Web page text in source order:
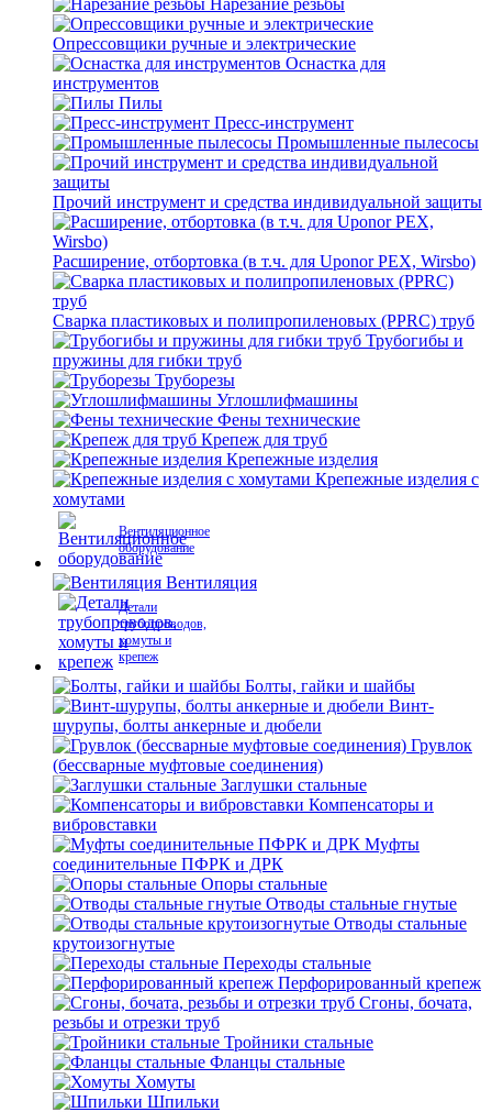
Нарезание резьбы
Опрессовщики ручные и электрические
Оснастка для
инструментов
Пилы
Пресс-инструмент
Промышленные пылесосы
Прочий инструмент и средства индивидуальной защиты
Расширение, отбортовка (в т.ч. для Uponor PEX, Wirsbo)
Сварка пластиковых и полипропиленовых (PPRC) труб
Трубогибы и
пружины для гибки труб
Труборезы
Углошлифмашины
Фены технические
Крепеж для труб
Крепежные изделия
Крепежные изделия с
хомутами
Вентиляционное
оборудование
Вентиляция
Детали
трубопроводов,
хомуты и
крепеж
Болты, гайки и шайбы
Винт-
шурупы, болты анкерные и дюбели
Грувлок
(бессварные муфтовые соединения)
Заглушки стальные
Компенсаторы и
вибровставки
Муфты
соединительные ПФРК и ДРК
Опоры стальные
Отводы стальные гнутые
Отводы стальные
крутоизогнутые
Переходы стальные
Перфорированный крепеж
Сгоны, бочата,
резьбы и отрезки труб
Тройники стальные
Фланцы стальные
Хомуты
Шпильки